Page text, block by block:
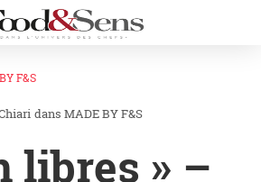
F&S
dans MADE BY F&S
libres » –